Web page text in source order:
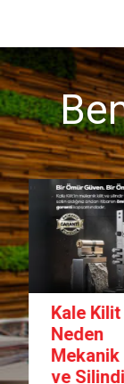
Kale Kilit
Neden
Mekanik
ve